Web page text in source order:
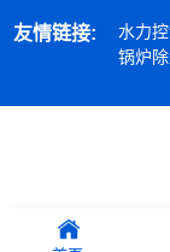
制造生产中
含了制造
雷蒙磨粉
友情链接: 水力
锅炉